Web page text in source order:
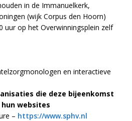
in de Immanuelkerk,
(wijk Corpus den Hoorn)
uur op het Overwinningsplein zelf
en interactieve
die deze bijeenkomst
websites
– https://www.sphv.nl